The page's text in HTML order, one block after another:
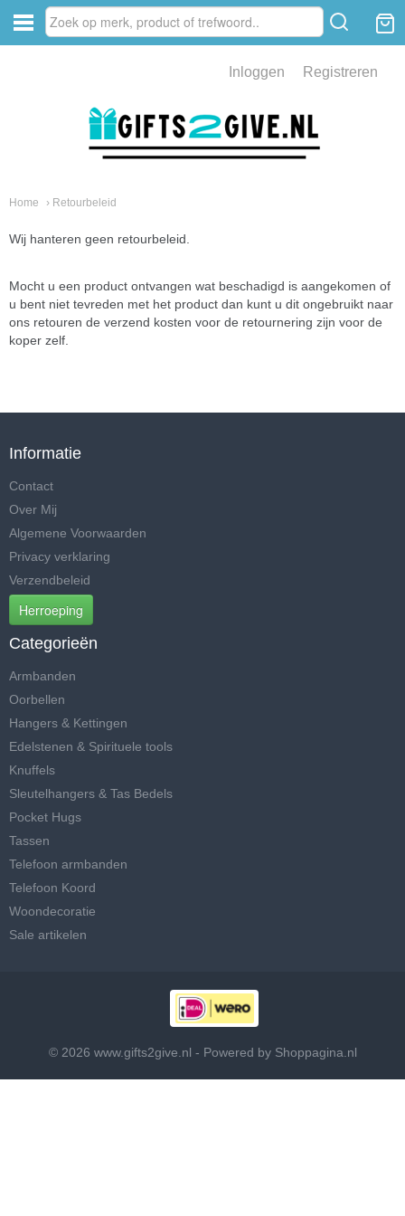
Inloggen Registreren
Home › Retourbeleid
Wij hanteren geen retourbeleid.
Mocht u een product ontvangen wat beschadigd is aangekomen of
u bent niet tevreden met het product dan kunt u dit ongebruikt naar
ons retouren de verzend kosten voor de retournering zijn voor de
koper zelf.
Informatie
Contact
Over Mij
Algemene Voorwaarden
Privacy verklaring
Verzendbeleid
Herroeping
Categorieën
Armbanden
Oorbellen
Hangers & Kettingen
Edelstenen & Spirituele tools
Knuffels
Sleutelhangers & Tas Bedels
Pocket Hugs
Tassen
Telefoon armbanden
Telefoon Koord
Woondecoratie
Sale artikelen
© 2026 www.gifts2give.nl - Powered by Shoppagina.nl